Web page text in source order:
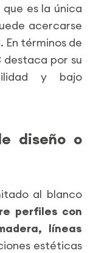
que es la única
acercarse
En términos de
por su
y bajo
diseño o
al blanco
perfiles con
líneas
estéticas